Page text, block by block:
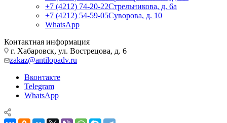
+7 (4212) 74-20-22Стрельникова, д. 6а
+7 (4212) 54-59-05Суворова, д. 10
WhatsApp
Контактная информация
г. Хабаровск, ул. Вострецова, д. 6
zakaz@antilopadv.ru
Вконтакте
Telegram
WhatsApp